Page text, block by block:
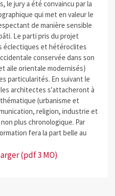
le jury a été convaincu par la
qui met en valeur le
de manière sensible
Le parti pris du projet
éclectiques et hétéroclites
conservée dans son
aile orientale modernisés)
particularités. En suivant le
architectes s'attacheront à
(urbanisme et
religion, industrie et
plus chronologique. Par
fera la part belle au
(pdf 3 MO)